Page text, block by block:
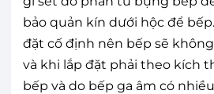
bảo quản kín dưới hộc để
đặt cố định nên bếp sẽ
và khi lắp đặt phải theo kích
bếp và do bếp ga âm có